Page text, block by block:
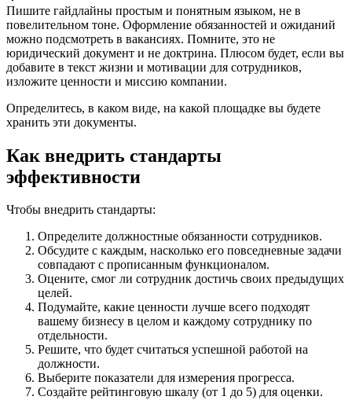
Пишите гайдлайны простым и понятным языком, не в
повелительном тоне. Оформление обязанностей и ожиданий
можно подсмотреть в вакансиях. Помните, это не
юридический документ и не доктрина. Плюсом будет, если вы
добавите в текст жизни и мотивации для сотрудников,
изложите ценности и миссию компании.
Определитесь, в каком виде, на какой площадке вы будете
хранить эти документы.
Как внедрить стандарты
эффективности
Чтобы внедрить стандарты:
Определите должностные обязанности сотрудников.
Обсудите с каждым, насколько его повседневные задачи
совпадают с прописанным функционалом.
Оцените, смог ли сотрудник достичь своих предыдущих
целей.
Подумайте, какие ценности лучше всего подходят
вашему бизнесу в целом и каждому сотруднику по
отдельности.
Решите, что будет считаться успешной работой на
должности.
Выберите показатели для измерения прогресса.
Создайте рейтинговую шкалу (от 1 до 5) для оценки.